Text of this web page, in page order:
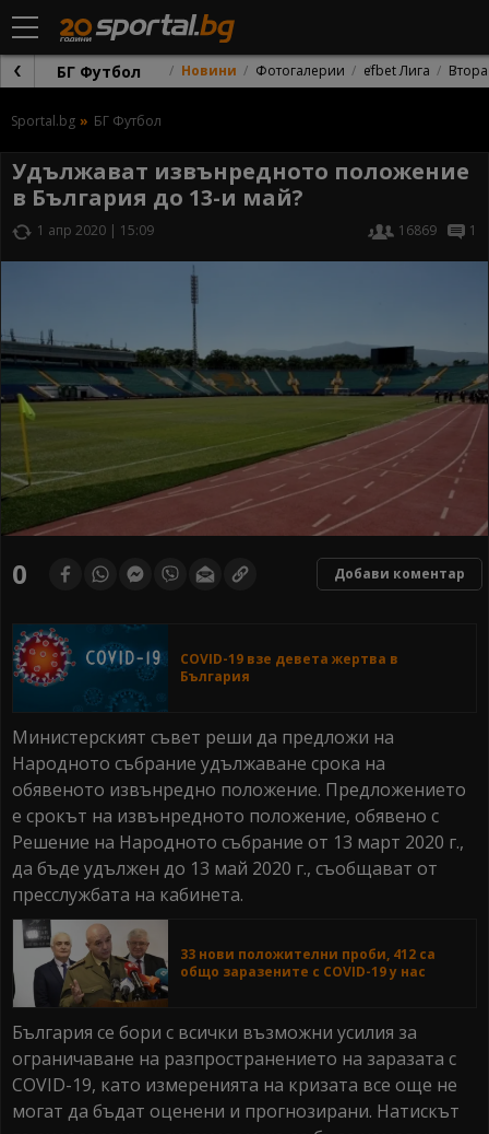
БГ Футбол Новини Фотогалерии efbet Лига
Sportal.bg БГ Футбол
Удължават извънредното положение
в България до 13-и май?
1 апр 2020 | 15:09 16869 1
0 Добави коментар
COVID-19 взе девета жертва в
България
Министерският съвет реши да предложи на
Народното събрание удължаване срока на
обявеното извънредно положение. Предложението
е срокът на извънредното положение, обявено с
Решение на Народното събрание от 13 март 2020 г.,
да бъде удължен до 13 май 2020 г., съобщават от
пресслужбата на кабинета.
33 нови положителни проби, 412 са
общо заразените с COVID-19 у нас
България се бори с всички възможни усилия за
ограничаване на разпространението на заразата с
COVID-19, като измеренията на кризата все още не
могат да бъдат оценени и прогнозирани. Натискът